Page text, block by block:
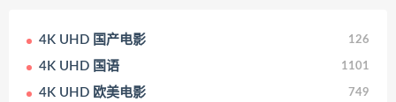
4K UHD 国产电影 126
4K UHD 国语 1101
4K UHD 欧美电影 749